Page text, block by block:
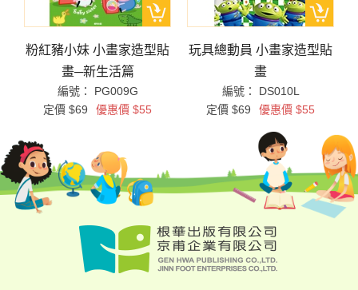
粉紅豬小妹 小畫家造型貼
畫─新生活篇
編號： PG009G
定價 $69
優惠價 $55
玩具總動員 小畫家造型貼
畫
編號： DS010L
定價 $69
優惠價 $55